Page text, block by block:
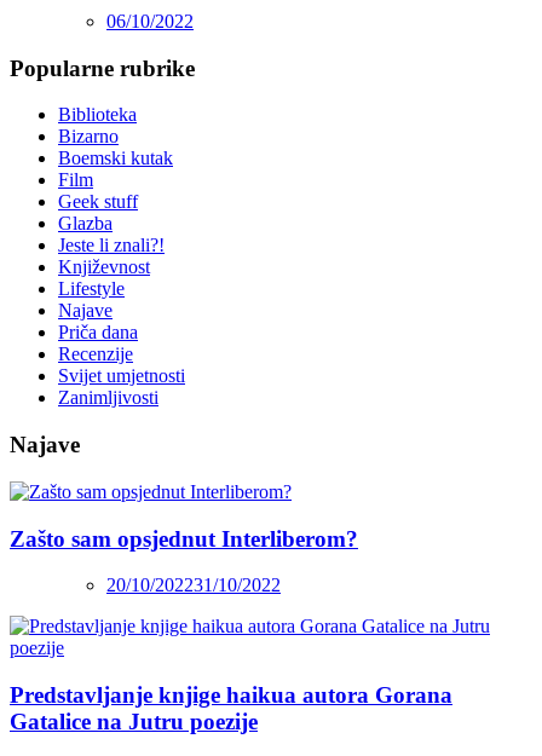
06/10/2022
Popularne rubrike
Biblioteka
Bizarno
Boemski kutak
Film
Geek stuff
Glazba
Jeste li znali?!
Književnost
Lifestyle
Najave
Priča dana
Recenzije
Svijet umjetnosti
Zanimljivosti
Najave
Zašto sam opsjednut Interliberom?
20/10/202231/10/2022
Predstavljanje knjige haikua autora Gorana
Gatalice na Jutru poezije